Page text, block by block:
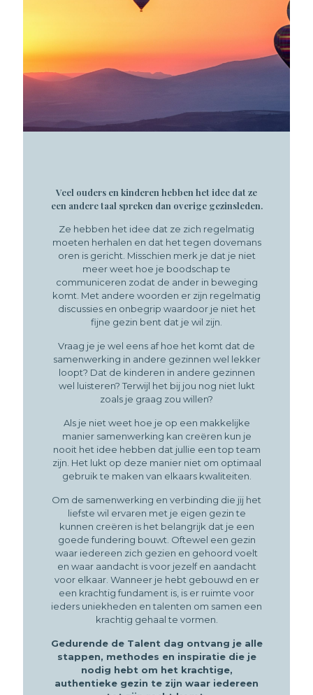
Veel ouders en kinderen hebben het idee dat ze
een andere taal spreken dan overige gezinsleden.
Ze hebben het idee dat ze zich regelmatig
moeten herhalen en dat het tegen dovemans
oren is gericht. Misschien merk je dat je niet
meer weet hoe je boodschap te
communiceren zodat de ander in beweging
komt. Met andere woorden er zijn regelmatig
discussies en onbegrip waardoor je niet het
fijne gezin bent dat je wil zijn.
Vraag je je wel eens af hoe het komt dat de
samenwerking in andere gezinnen wel lekker
loopt? Dat de kinderen in andere gezinnen
wel luisteren? Terwijl het bij jou nog niet lukt
zoals je graag zou willen?
Als je niet weet hoe je op een makkelijke
manier samenwerking kan creëren kun je
nooit het idee hebben dat jullie een top team
zijn. Het lukt op deze manier niet om optimaal
gebruik te maken van elkaars kwaliteiten.
Om de samenwerking en verbinding die jij het
liefste wil ervaren met je eigen gezin te
kunnen creëren is het belangrijk dat je een
goede fundering bouwt. Oftewel een gezin
waar iedereen zich gezien en gehoord voelt
en waar aandacht is voor jezelf en aandacht
voor elkaar. Wanneer je hebt gebouwd en er
een krachtig fundament is, is er ruimte voor
ieders uniekheden en talenten om samen een
krachtig gehaal te vormen.
Gedurende de Talent dag ontvang je alle
stappen, methodes en inspiratie die je
nodig hebt om het krachtige,
authentieke gezin te zijn waar iedereen